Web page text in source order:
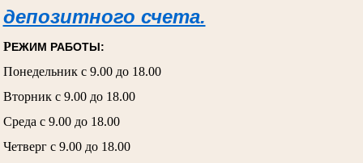
депозитного счета.
РЕЖИМ РАБОТЫ:
Понедельник с 9.00 до 18.00
Вторник с 9.00 до 18.00
Среда с 9.00 до 18.00
Четверг с 9.00 до 18.00